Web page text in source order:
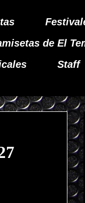
de El
Staff